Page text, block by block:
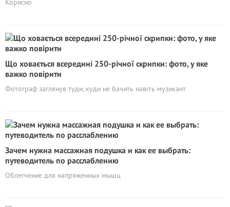
Корисно
Що ховається всередині 250-річної скрипки: фото, у яке
важко повірити
Фотограф заглянув туди, куди не бачить навіть музикант
Зачем нужна массажная подушка и как ее выбрать:
путеводитель по расслаблению
Облегчение для напряженных мышц